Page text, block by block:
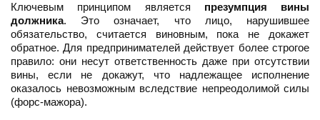
Ключевым принципом является презумпция вины
должника. Это означает, что лицо, нарушившее
обязательство, считается виновным, пока не докажет
обратное. Для предпринимателей действует более строгое
правило: они несут ответственность даже при отсутствии
вины, если не докажут, что надлежащее исполнение
оказалось невозможным вследствие непреодолимой силы
(форс-мажора).